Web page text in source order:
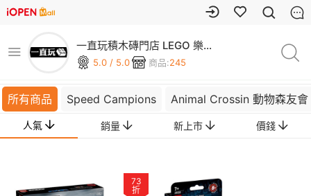
一直玩積木磚門店 LEGO 樂高
專賣5.0 / 5.0 商品:245
所有商品 Speed Campions Animal Crossin 動物森友會
人氣 銷量 新上市 價錢
73
折